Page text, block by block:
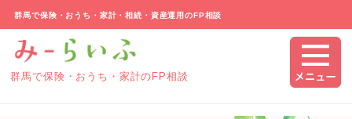
群馬で保険・おうち・家計・相続・資産運用のFP相談
群馬で保険・おうち・家計のFP相談